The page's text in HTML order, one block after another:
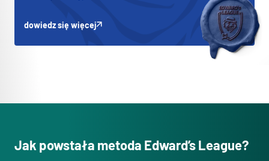
dowiedz się więcej
Jak powstała metoda Edward’s League?